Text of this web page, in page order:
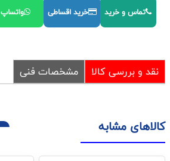
تماس و خرید خرید اقساطی واتساپ
نقد و بررسی کالا مشخصات فنی
کالاهای مشابه